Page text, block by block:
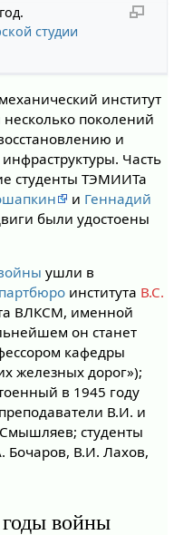
студии
институт
поколений
и
Часть
студенты ТЭМИИТа
и Геннадий
были удостоены
ушли в
партбюроинститута В.С.
ВЛКСМ, именной
он станет
кафедры
железных дорог»);
в 1945 году
В.И. и
студенты
В.И. Лахов,
годы войны